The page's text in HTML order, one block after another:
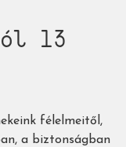
13
félelmeitől,
a biztonságban